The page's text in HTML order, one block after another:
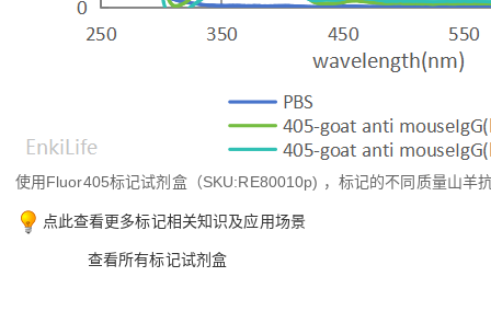
使用Fluor405标记试剂盒（SKU:RE80010p) ，标记的不同质量山羊
点此查看更多标记相关知识及应用场景
查看所有标记试剂盒